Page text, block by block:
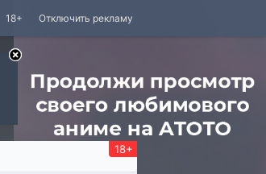
Отключить рекламу
18+
18+